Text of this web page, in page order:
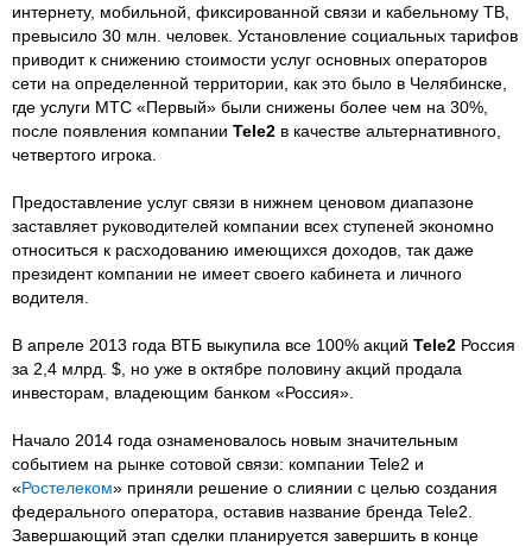
интернету, мобильной, фиксированной связи и кабельному ТВ,
превысило 30 млн. человек. Установление социальных тарифов
приводит к снижению стоимости услуг основных операторов
сети на определенной территории, как это было в Челябинске,
где услуги МТС «Первый» были снижены более чем на 30%,
после появления компании Tele2 в качестве альтернативного,
четвертого игрока.
Предоставление услуг связи в нижнем ценовом диапазоне
заставляет руководителей компании всех ступеней экономно
относиться к расходованию имеющихся доходов, так даже
президент компании не имеет своего кабинета и личного
водителя.
В апреле 2013 года ВТБ выкупила все 100% акций Tele2 Россия
за 2,4 млрд. $, но уже в октябре половину акций продала
инвесторам, владеющим банком «Россия».
Начало 2014 года ознаменовалось новым значительным
событием на рынке сотовой связи: компании Tele2 и
«Ростелеком» приняли решение о слиянии с целью создания
федерального оператора, оставив название бренда Tele2.
Завершающий этап сделки планируется завершить в конце